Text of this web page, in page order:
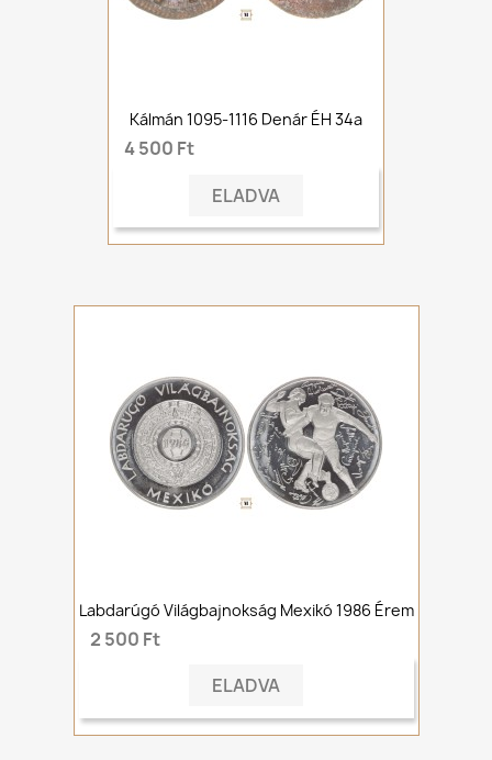
Kálmán 1095-1116 Denár ÉH 34a
4 500 Ft
ELADVA
Labdarúgó Világbajnokság Mexikó 1986 Érem
2 500 Ft
ELADVA